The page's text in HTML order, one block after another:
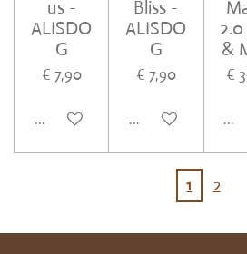
us -
ALISDO
G
€ 7,90
In winkelwagen
Bliss -
ALISDO
G
€ 7,90
In winkelwagen
&
€
In
1 2